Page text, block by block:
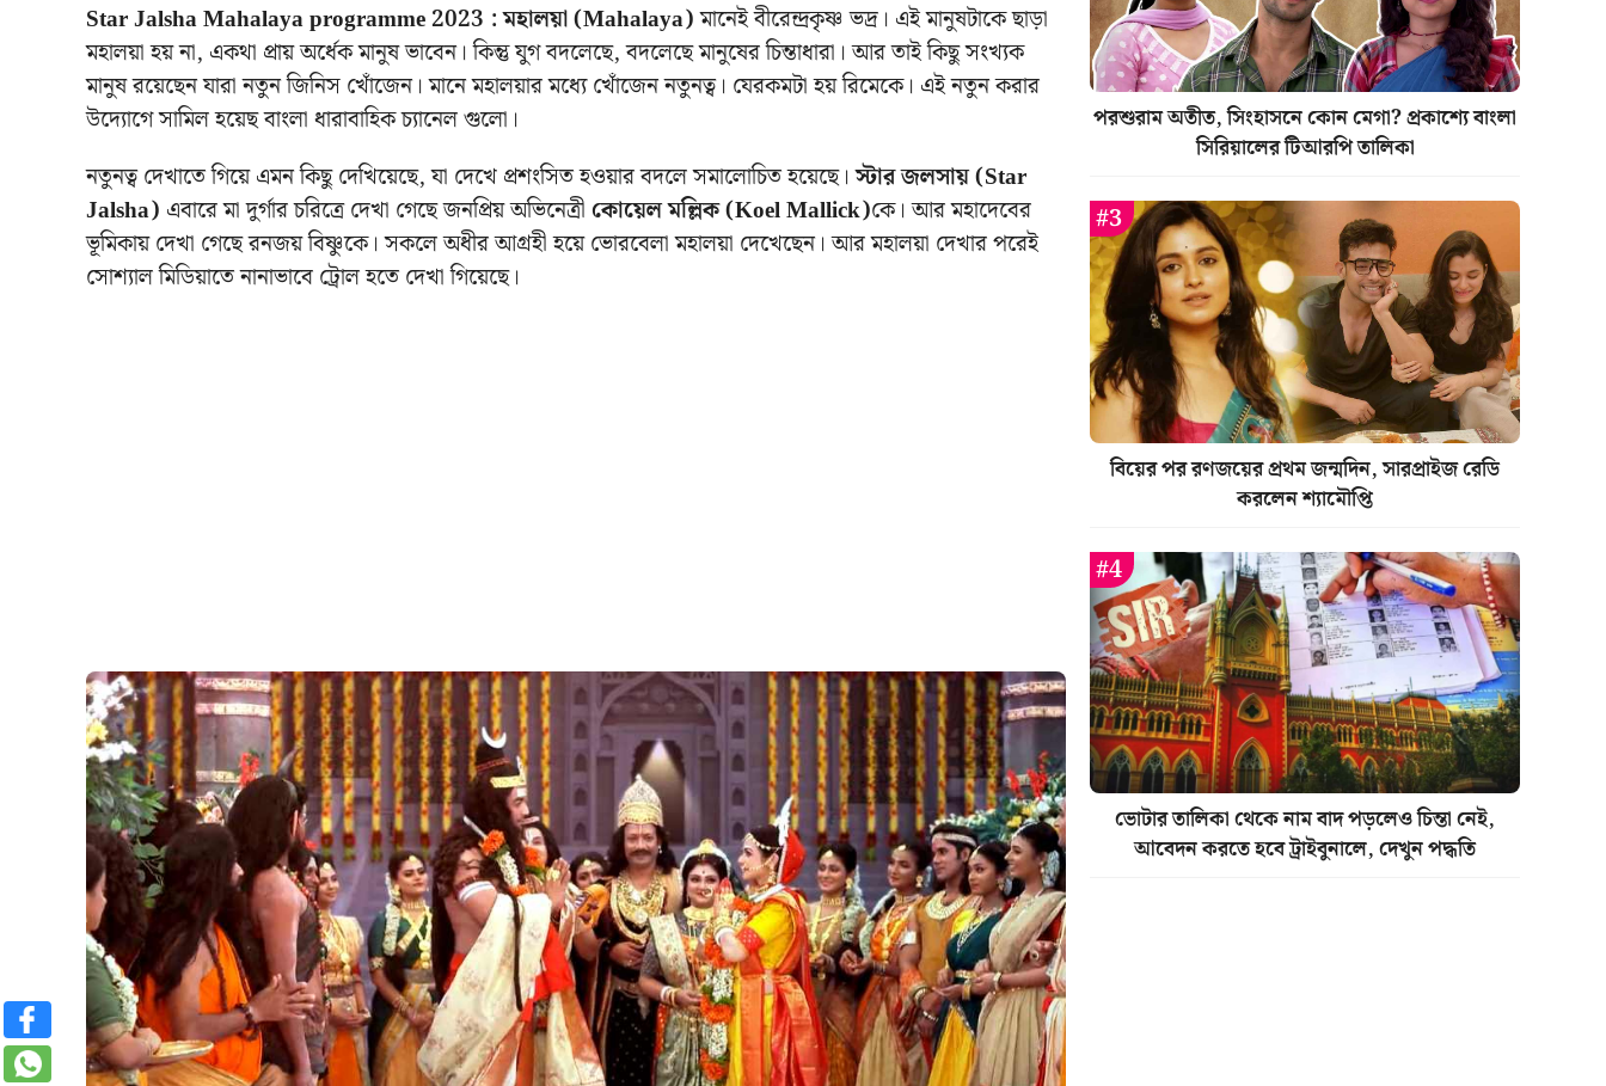
Star Jalsha Mahalaya programme 2023 :মহালয়া (Mahalaya)মানেই বীরেন্দ্রকৃষ্ণ ভদ্র। এই মানুষটাকে ছাড়া
মহালয়া হয় না, একথা প্রায় অর্ধেক মানুষ ভাবেন। কিন্তু যুগ বদলেছে, বদলেছে মানুষের চিন্তাধারা। আর তাই কিছু সংখ্যক
মানুষ রয়েছেন যারা নতুন জিনিস খোঁজেন। মানে মহালয়ার মধ্যে খোঁজেন নতুনত্ব। যেরকমটা হয় রিমেকে। এই নতুন করার
উদ্যোগে সামিল হয়েছ বাংলা ধারাবাহিক চ্যানেল গুলো।
নতুনত্ব দেখাতে গিয়ে এমন কিছু দেখিয়েছে, যা দেখে প্রশংসিত হওয়ার বদলে সমালোচিত হয়েছে।স্টার জলসায় (Star
Jalsha) এবারে মা দুর্গার চরিত্রে দেখা গেছে জনপ্রিয় অভিনেত্রীকোয়েল মল্লিক (Koel Mallick)কে। আর মহাদেবের
ভূমিকায় দেখা গেছে রনজয় বিষ্ণুকে। সকলে অধীর আগ্রহী হয়ে ভোরবেলা মহালয়া দেখেছেন। আর মহালয়া দেখার পরেই
সোশ্যাল মিডিয়াতে নানাভাবে ট্রোল হতে দেখা গিয়েছে।
পরশুরাম অতীত, সিংহাসনে কোন মেগা? প্রকাশ্যে বাংলা
সিরিয়ালের টিআরপি তালিকা
বিয়ের পর রণজয়ের প্রথম জন্মদিন, সারপ্রাইজ রেডি
করলেন শ্যামৌপ্তি
ভোটার তালিকা থেকে নাম বাদ পড়লেও চিন্তা নেই,
আবেদন করতে হবে ট্রাইবুনালে, দেখুন পদ্ধতি